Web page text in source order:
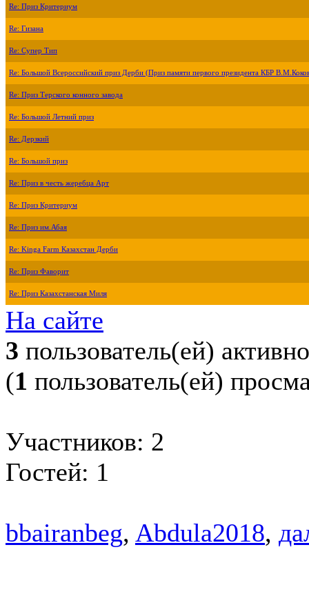
Re: Приз Критериум
Re: Гизана
Re: Супер Тип
Re: Большой Всероссийский приз Дерби (Приз памяти первого президента КБР
Re: Приз Терского конного завода
Re: Большой Летний приз
Re: Дерзкий
Re: Большой приз
Re: Приз в честь жеребца Арт
Re: Приз Критериум
Re: Приз им.Абая
Re: Kinga Farm Казахстан Дерби
Re: Приз Фаворит
Re: Приз Казахстанская Миля
На сайте
3 пользователь(ей) активно
(1 пользователь(ей)
Участников: 2
Гостей: 1
bbairanbeg, Abdula2018,